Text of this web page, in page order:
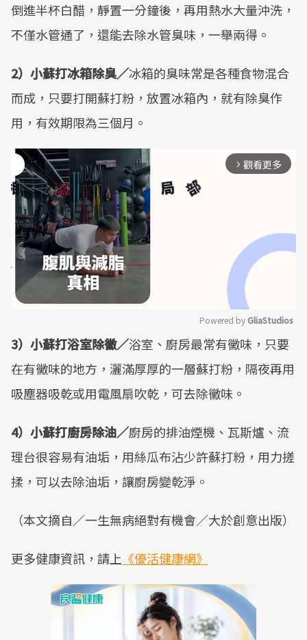
倒進半杯白醋，靜置一分鐘後，再用熱水大量沖洗，
不僅水管通了，還能去除水管臭味，一舉兩得。
2）小蘇打冰箱除臭／冰箱的臭味常是各種食物混合
而成，只要打開蘇打粉，放置冰箱內，就有除臭作
用，有效期限為三個月。
arrow_forward_ios 觀看更多
Mute
Powered by GliaStudios
3）小蘇打浴室除黴／浴室、廚房最常有黴味，只要
在有黴味的地方，灑滿厚厚的一層蘇打粉，隔夜再用
吸塵器吸乾或用電風扇吹乾，可去除黴味。
4）小蘇打廚房除油／廚房的排油煙機、瓦斯爐、流
理台很容易有油垢，用絲瓜布沾少許蘇打粉，用力搓
揉，可以去除油垢，讓廚房變乾淨。
（本文摘自／一生無病絕對有機會／大於創意出版）
更多健康資訊，請上 《優活健康網》